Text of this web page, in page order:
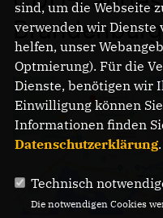
Brandenburg
sind, um die Webseite
verwenden wir
helfen, unser
Optmierung). Für die
Dienste, benötigen wir
Einwilligung können
Informationen finden
Datenschutzerklärung.
Technisch
Die notwendigen Cookies